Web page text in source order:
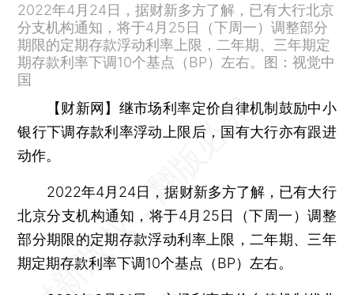
2022年4月24日，据财新多方了解，已有大行北京
分支机构通知，将于4月25日（下周一）调整部分
期限的定期存款浮动利率上限，二年期、三年期定
期存款利率下调10个基点（BP）左右。图：视觉中
国
【财新网】 继市场利率定价自律机制鼓励中小
银行下调存款利率浮动上限后，国有大行亦有跟进
动作。
2022年4月24日，据财新多方了解，已有大行
北京分支机构通知，将于4月25日（下周一）调整
部分期限的定期存款浮动利率上限，二年期、三年
期定期存款利率下调10个基点（BP）左右。